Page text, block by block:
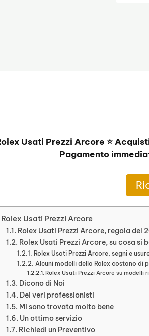
Usati Prezzi Arcore ⭐
Pagamento
Rolex Usati Prezzi Arcore
Rolex Usati Prezzi Arcore, regola del
Rolex Usati Prezzi Arcore, su cosa
Rolex Usati Prezzi Arcore, segni e
Alcuni modelli della Rolex costano di
Rolex Usati Prezzi Arcore su modelli
Dicono di Noi
Dei veri professionisti
Mi sono trovata molto bene
Un ottimo servizio
Richiedi un Preventivo